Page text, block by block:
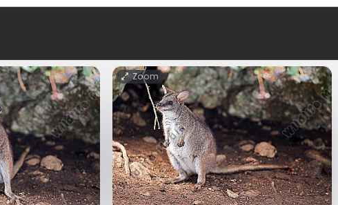
Zoom